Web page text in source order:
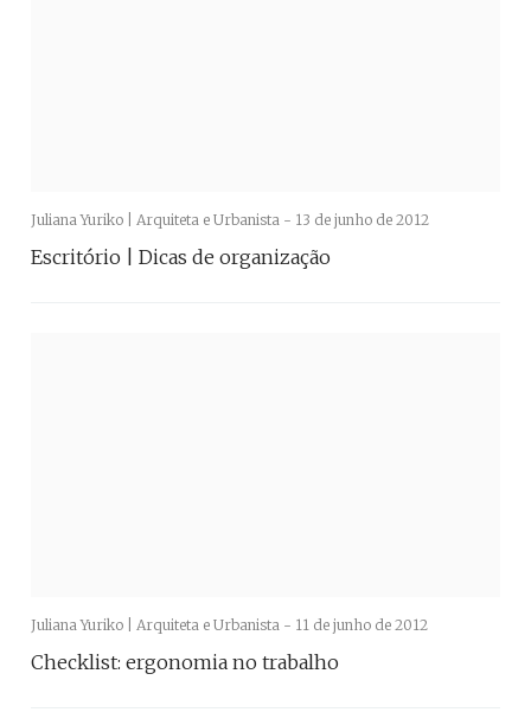
Juliana Yuriko | Arquiteta e Urbanista - 13 de junho de 2012
Escritório | Dicas de organização
Juliana Yuriko | Arquiteta e Urbanista - 11 de junho de 2012
Checklist: ergonomia no trabalho